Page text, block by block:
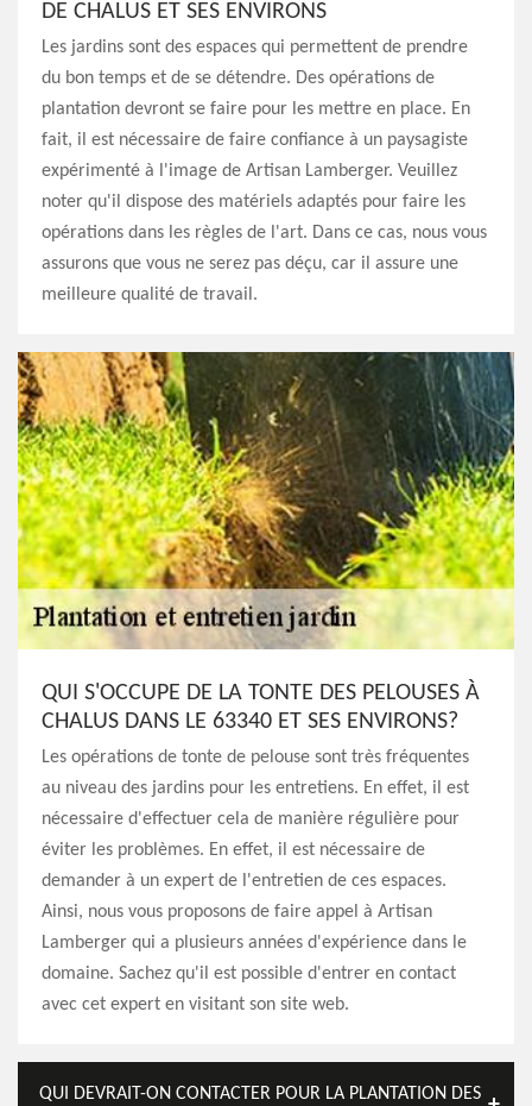
DE CHALUS ET SES ENVIRONS
Les jardins sont des espaces qui permettent de prendre
du bon temps et de se détendre. Des opérations de
plantation devront se faire pour les mettre en place. En
fait, il est nécessaire de faire confiance à un paysagiste
expérimenté à l'image de Artisan Lamberger. Veuillez
noter qu'il dispose des matériels adaptés pour faire les
opérations dans les règles de l'art. Dans ce cas, nous vous
assurons que vous ne serez pas déçu, car il assure une
meilleure qualité de travail.
QUI S'OCCUPE DE LA TONTE DES PELOUSES À
CHALUS DANS LE 63340 ET SES ENVIRONS?
Les opérations de tonte de pelouse sont très fréquentes
au niveau des jardins pour les entretiens. En effet, il est
nécessaire d'effectuer cela de manière régulière pour
éviter les problèmes. En effet, il est nécessaire de
demander à un expert de l'entretien de ces espaces.
Ainsi, nous vous proposons de faire appel à Artisan
Lamberger qui a plusieurs années d'expérience dans le
domaine. Sachez qu'il est possible d'entrer en contact
avec cet expert en visitant son site web.
QUI DEVRAIT-ON CONTACTER POUR LA PLANTATION DES